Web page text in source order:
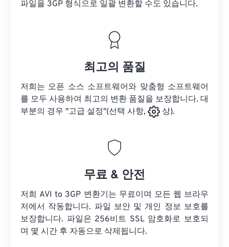
파일을 3GP 형식으로 일괄 변환할 수도 있습니다.
최고의 품질
저희는 오픈 소스 소프트웨어와 맞춤형 소프트웨어
를 모두 사용하여 최고의 변환 품질을 보장합니다. 대
부분의 경우 "고급 설정"(선택 사항,
상).
무료 & 안전
저희 AVI to 3GP 변환기는 무료이며 모든 웹 브라우
저에서 작동합니다. 파일 보안 및 개인 정보 보호를
보장합니다. 파일은 256비트 SSL 암호화로 보호되
며 몇 시간 후 자동으로 삭제됩니다.